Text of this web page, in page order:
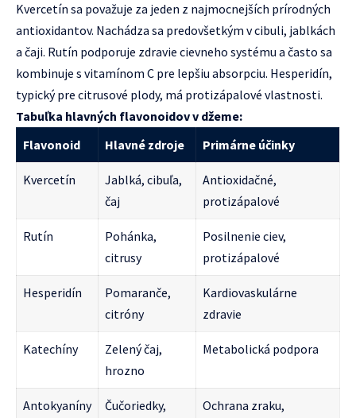
Kvercetín sa považuje za jeden z najmocnejších prírodných
antioxidantov. Nachádza sa predovšetkým v cibuli, jablkách
a čaji. Rutín podporuje zdravie cievneho systému a často sa
kombinuje s vitamínom C pre lepšiu absorpciu. Hesperidín,
typický pre citrusové plody, má protizápalové vlastnosti.
Tabuľka hlavných flavonoidov v džeme:
Flavonoid
Hlavné zdroje Primárne účinky
Kvercetín
Jablká, cibuľa,
čaj
Antioxidačné,
protizápalové
Rutín
Pohánka,
citrusy
Posilnenie ciev,
protizápalové
Hesperidín
Pomaranče,
citróny
Kardiovaskulárne
zdravie
Katechíny
Zelený čaj,
hrozno
Metabolická podpora
Antokyaníny Čučoriedky, Ochrana zraku,